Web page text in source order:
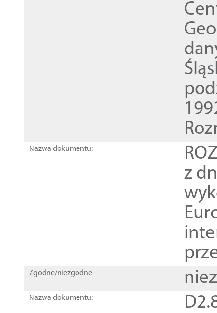
Nazwa dokumentu:
z
Zgodne/niezgodne:
Nazwa dokumentu: